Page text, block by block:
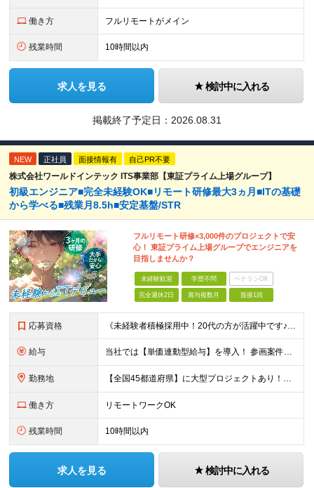
働き方 フルリモートがメイン
残業時間 10時間以内
求人を見る 検討中に入れる
掲載終了予定日： 2026.08.31
NEW 正社員 面接情報有 自己PR不要
株式会社ワールドインテック ITS事業部【東証プライム上場グループ】
初級エンジニア■完全未経験OK■リモート研修最大3ヵ月■ITの基礎
から学べる■残業月8.5h■安定基盤/STR
フルリモート研修×3,000件のプロジェクトで安
心！ 東証プライム上場グループでエンジニアを
目指しませんか？
未経験歓迎 学歴不問 ベテランOK
完全週休2日 賞与複数月 面接1回
応募資格 《未経験者積極採用中！20代の方が活躍中です♪》 ◎約4割が実務未経験入社！ ■学歴・職歴は一切問いません！ ■第二新卒の方もお気軽にご相談ください♪ ■入社してから数年は、転勤の可能性があります
給与 当社では【単価連動型給与】を導入！ 参画案件の契約単価に連動して給与が決定。 還元率は単価の【70％～80％】と東証プライム上場グループとして高水準です！（社会保険料・教育コスト含む） ■関東：月給
勤務地 【全国45都道府県】に大型プロジェクトあり！※ 四国・沖縄を除く 主要勤務地： 北海道/宮城県/栃木県/埼玉県/千葉県/東京都/神奈川県/愛知県/大阪府/京都府/兵庫県/広島県/福岡県/熊本県 ※勤
働き方 リモートワークOK
残業時間 10時間以内
求人を見る 検討中に入れる